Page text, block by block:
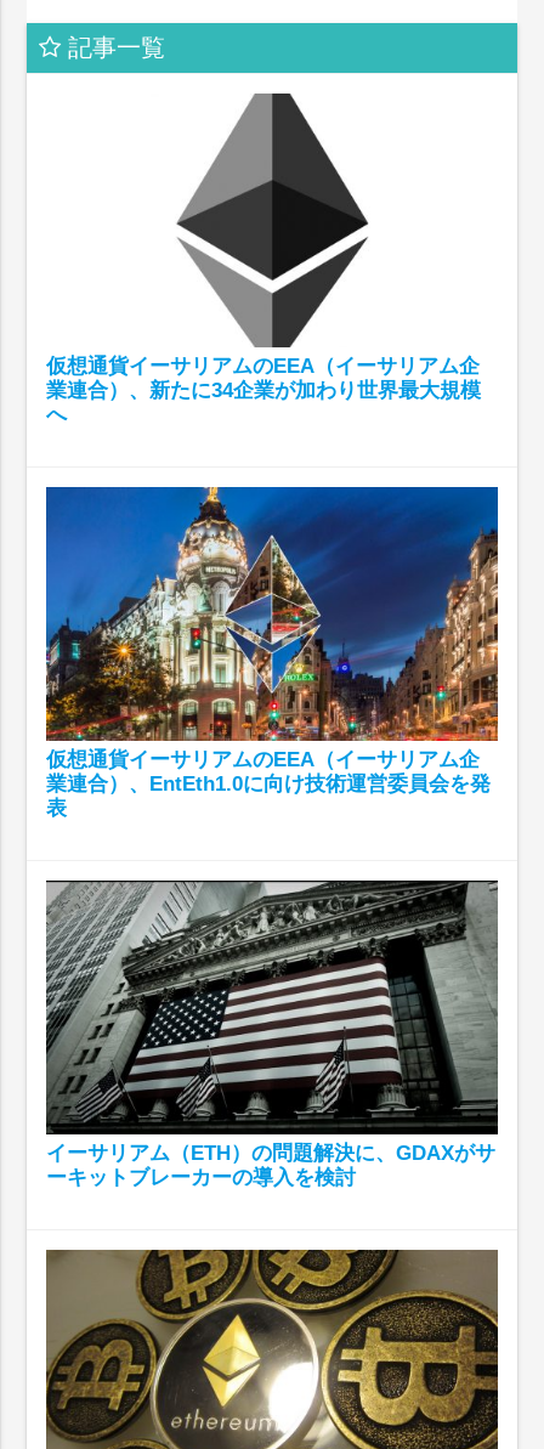
記事一覧
仮想通貨イーサリアムのEEA（イーサリアム企
業連合）、新たに34企業が加わり世界最大規模
へ
仮想通貨イーサリアムのEEA（イーサリアム企
業連合）、EntEth1.0に向け技術運営委員会を発
表
イーサリアム（ETH）の問題解決に、GDAXがサ
ーキットブレーカーの導入を検討